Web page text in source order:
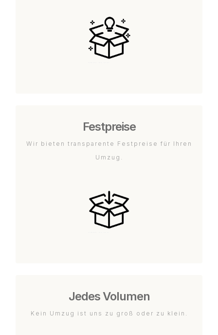
Festpreise
Wir bieten transparente Festpreise für Ihren
Umzug.
Jedes Volumen
Kein Umzug ist uns zu groß oder zu klein.